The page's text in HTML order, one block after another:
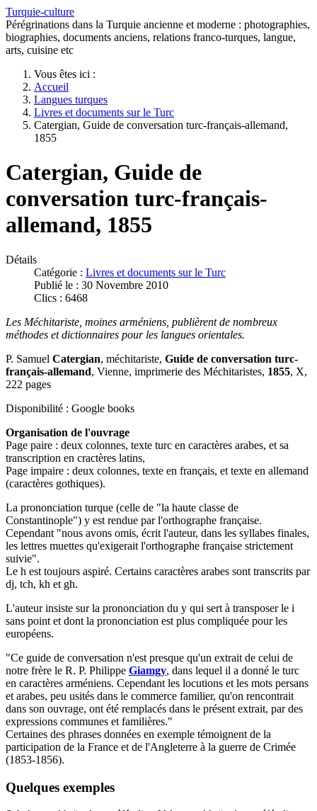
Turquie-culture
Pérégrinations dans la Turquie ancienne et moderne : photographies,
biographies, documents anciens, relations franco-turques, langue,
arts, cuisine etc
Vous êtes ici :
Accueil
Langues turques
Livres et documents sur le Turc
Catergian, Guide de conversation turc-français-allemand,
1855
Catergian, Guide de
conversation turc-français-
allemand, 1855
Détails
Catégorie : Livres et documents sur le Turc
Publié le : 30 Novembre 2010
Clics : 6468
Les Méchitariste, moines arméniens, publièrent de nombreux
méthodes et dictionnaires pour les langues orientales.
P. Samuel Catergian, méchitariste, Guide de conversation turc-
français-allemand, Vienne, imprimerie des Méchitaristes, 1855, X,
222 pages
Disponibilité : Google books
Organisation de l'ouvrage
Page paire : deux colonnes, texte turc en caractères arabes, et sa
transcription en cractères latins,
Page impaire : deux colonnes, texte en français, et texte en allemand
(caractères gothiques).
La prononciation turque (celle de "la haute classe de
Constantinople") y est rendue par l'orthographe française.
Cependant "nous avons omis, écrit l'auteur, dans les syllabes finales,
les lettres muettes qu'exigerait l'orthographe française strictement
suivie".
Le h est toujours aspiré. Certains caractères arabes sont transcrits par
dj, tch, kh et gh.
L'auteur insiste sur la prononciation du y qui sert à transposer le i
sans point et dont la prononciation est plus compliquée pour les
européens.
"Ce guide de conversation n'est presque qu'un extrait de celui de
notre frère le R. P. Philippe Giamgy, dans lequel il a donné le turc
en caractères arméniens. Cependant les locutions et les mots persans
et arabes, peu usités dans le commerce familier, qu'on rencontrait
dans son ouvrage, ont été remplacés dans le présent extrait, par des
expressions communes et familières."
Certaines des phrases données en exemple témoignent de la
participation de la France et de l'Angleterre à la guerre de Crimée
(1853-1856).
Quelques exemples